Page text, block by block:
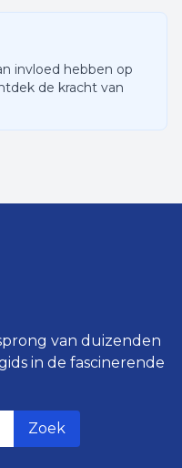
invloed hebben op
de kracht van
van duizenden
in de fascinerende
Zoek